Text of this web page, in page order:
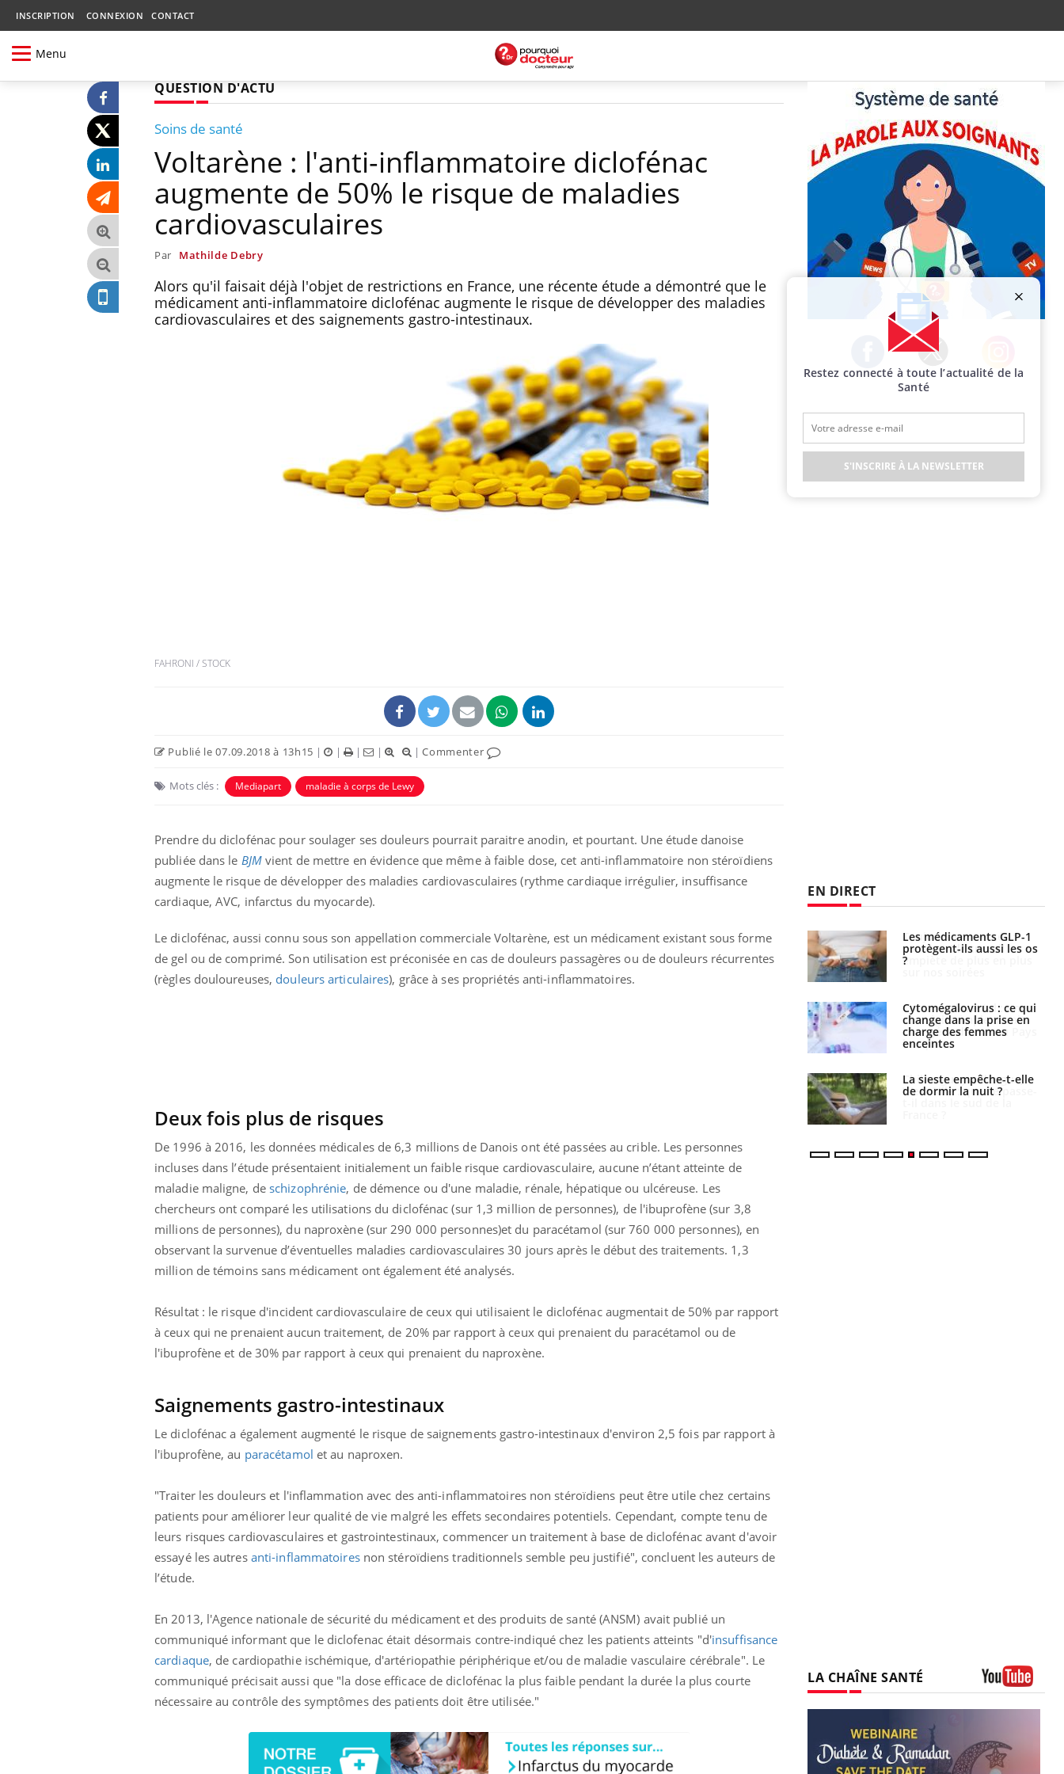
INSCRIPTION CONNEXION CONTACT
Menu
QUESTION D'ACTU
Soins de santé
Voltarène : l'anti-inflammatoire diclofénac
augmente de 50% le risque de maladies
cardiovasculaires
Par Mathilde Debry
Alors qu'il faisait déjà l'objet de restrictions en France, une récente étude a démontré que le
médicament anti-inflammatoire diclofénac augmente le risque de développer des maladies
cardiovasculaires et des saignements gastro-intestinaux.
FAHRONI / STOCK
Publié le 07.09.2018 à 13h15 | | | | |Commenter
Mots clés : Mediapart maladie à corps de Lewy
Prendre du diclofénac pour soulager ses douleurs pourrait paraitre anodin, et pourtant. Une étude danoise
publiée dans le BJMvient de mettre en évidence que même à faible dose, cet anti-inflammatoire non stéroïdiens
augmente le risque de développer des maladies cardiovasculaires (rythme cardiaque irrégulier, insuffisance
cardiaque, AVC, infarctus du myocarde).
Le diclofénac, aussi connu sous son appellation commerciale Voltarène, est un médicament existant sous forme
de gel ou de comprimé. Son utilisation est préconisée en cas de douleurs passagères ou de douleurs récurrentes
(règles douloureuses, douleurs articulaires), grâce à ses propriétés anti-inflammatoires.
Deux fois plus de risques
De 1996 à 2016, les données médicales de 6,3 millions de Danois ont été passées au crible. Les personnes
incluses dans l’étude présentaient initialement un faible risque cardiovasculaire, aucune n’étant atteinte de
maladie maligne, de schizophrénie, de démence ou d'une maladie, rénale, hépatique ou ulcéreuse. Les
chercheurs ont comparé les utilisations du diclofénac (sur 1,3 million de personnes), de l'ibuprofène (sur 3,8
millions de personnes), du naproxène (sur 290 000 personnes)et du paracétamol (sur 760 000 personnes), en
observant la survenue d’éventuelles maladies cardiovasculaires 30 jours après le début des traitements. 1,3
million de témoins sans médicament ont également été analysés.
Résultat : le risque d'incident cardiovasculaire de ceux qui utilisaient le diclofénac augmentait de 50% par rapport
à ceux qui ne prenaient aucun traitement, de 20% par rapport à ceux qui prenaient du paracétamol ou de
l'ibuprofène et de 30% par rapport à ceux qui prenaient du naproxène.
Saignements gastro-intestinaux
Le diclofénac a également augmenté le risque de saignements gastro-intestinaux d'environ 2,5 fois par rapport à
l'ibuprofène, au paracétamol et au naproxen.
"Traiter les douleurs et l'inflammation avec des anti-inflammatoires non stéroïdiens peut être utile chez certains
patients pour améliorer leur qualité de vie malgré les effets secondaires potentiels. Cependant, compte tenu de
leurs risques cardiovasculaires et gastrointestinaux, commencer un traitement à base de diclofénac avant d'avoir
essayé les autres anti-inflammatoiresnon stéroïdiens traditionnels semble peu justifié", concluent les auteurs de
l’étude.
En 2013, l'Agence nationale de sécurité du médicament et des produits de santé (ANSM) avait publié un
communiqué informant que le diclofenac était désormais contre-indiqué chez les patients atteints "d'insuffisance
cardiaque, de cardiopathie ischémique, d'artériopathie périphérique et/ou de maladie vasculaire cérébrale". Le
communiqué précisait aussi que "la dose efficace de diclofénac la plus faible pendant la durée la plus courte
nécessaire au contrôle des symptômes des patients doit être utilisée."
Facebook Twitter Instagram
EN DIRECT
Syndrome métabolique :
quels sont les meilleurs
exercices physiques ?
Mortalité infantile : un
rapport s’interroge sur
son taux élevé en France
Toujours connectés :
empiète de plus en plus
Les médicaments GLP-1
protègent-ils aussi les os
?
Cytomégalovirus : ce qui
change dans la prise en
charge des femmes
enceintes
La sieste empêche-t-elle
de dormir la nuit ?
LA CHAÎNE SANTÉ
Restez connecté à toute l’actualité de la
Santé
S'INSCRIRE À LA NEWSLETTER